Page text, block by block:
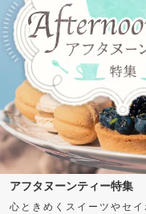
アフタヌーンティー特集
心ときめくスイーツやセ